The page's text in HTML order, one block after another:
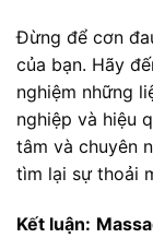
Đừng để cơn
của bạn. Hãy
nghiệm những
nghiệp và hiệu
tâm và chuyên
tìm lại sự thoải
Kết luận: